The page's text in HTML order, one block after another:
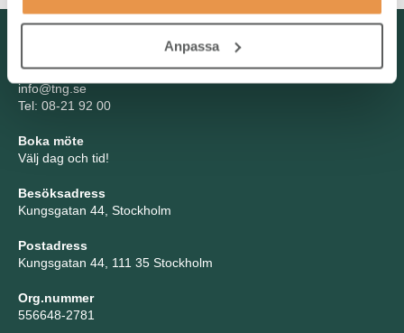
Anpassa
TNG Group AB
info@tng.se
Tel: 08-21 92 00
Boka möte
Välj dag och tid!
Besöksadress
Kungsgatan 44, Stockholm
Postadress
Kungsgatan 44, 111 35 Stockholm
Org.nummer
556648-2781